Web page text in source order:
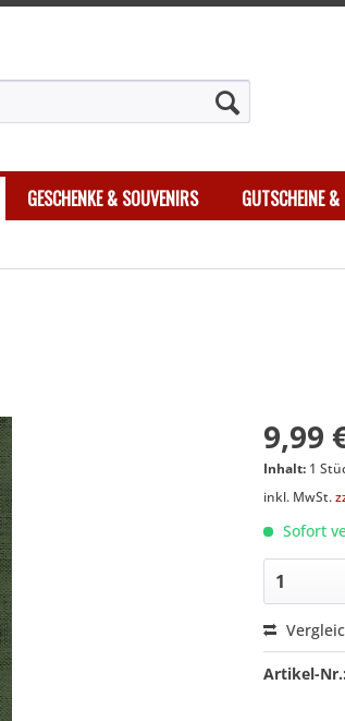
GESCHENKE & SOUVENIRS GUTSCHEINE
9,99
Inhalt: 1
inkl. MwSt.
Sofort
Artikel-Nr.: